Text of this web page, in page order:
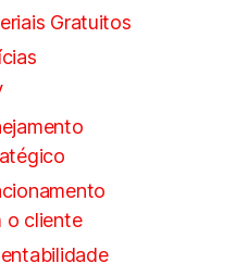
Gratuitos
o cliente